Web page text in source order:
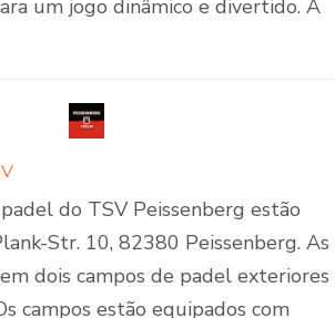
um jogo dinâmico e divertido. A
do TSV Peissenberg estão
Str. 10, 82380 Peissenberg. As
dois campos de padel exteriores
campos estão equipados com